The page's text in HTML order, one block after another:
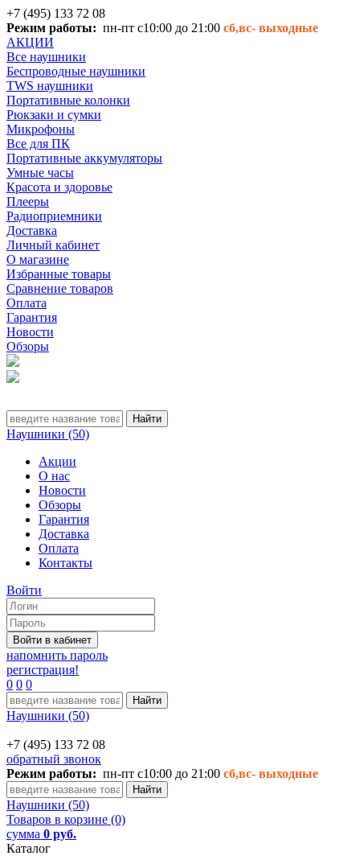
+7 (495) 133 72 08
Режим работы: пн-пт с10:00 до 21:00 сб,вс- выходные
АКЦИИ
Все наушники
Беспроводные наушники
TWS наушники
Портативные колонки
Рюкзаки и сумки
Микрофоны
Все для ПК
Портативные аккумуляторы
Умные часы
Красота и здоровье
Плееры
Радиоприемники
Доставка
Личный кабинет
О магазине
Избранные товары
Сравнение товаров
Оплата
Гарантия
Новости
Обзоры
Наушники (50)
Акции
О нас
Новости
Обзоры
Гарантия
Доставка
Оплата
Контакты
Войти
напомнить пароль
регистрация!
0 0 0
Наушники (50)
+7 (495) 133 72 08
обратный звонок
Режим работы: пн-пт с10:00 до 21:00 сб,вс- выходные
Наушники (50)
Товаров в корзине (0)
сумма 0 руб.
Каталог